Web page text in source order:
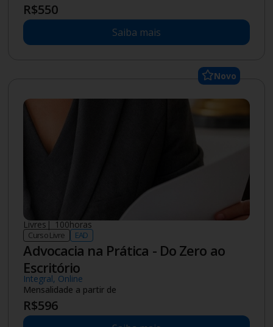
R$550
Saiba mais
Novo
Livres| 100horas
Curso Livre EAD
Advocacia na Prática - Do Zero ao
Escritório
Integral, Online
Mensalidade a partir de
R$596